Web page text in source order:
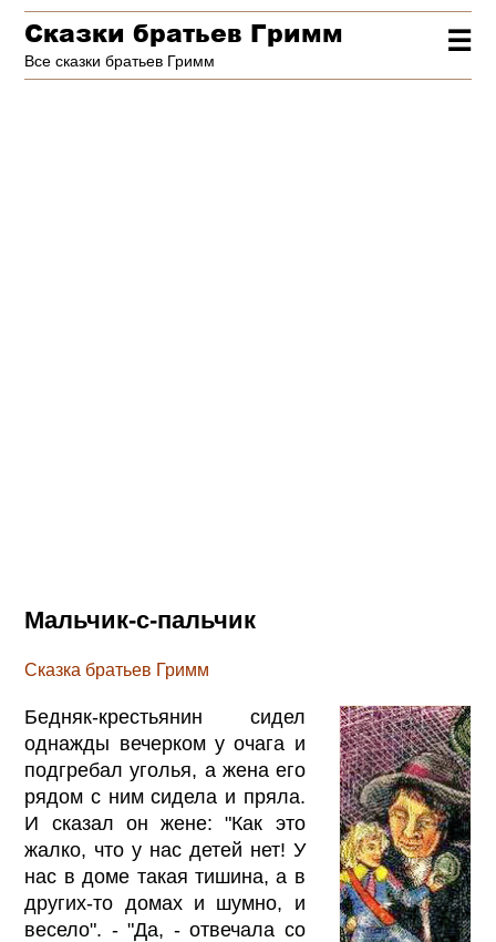
☰
Сказки братьев Гримм
Все сказки братьев Гримм
Мальчик-с-пальчик
Сказка братьев Гримм
Бедняк-крестьянин сидел
однажды вечерком у очага и
подгребал уголья, а жена его
рядом с ним сидела и пряла.
И сказал он жене: "Как это
жалко, что у нас детей нет! У
нас в доме такая тишина, а в
других-то домах и шумно, и
весело". - "Да, - отвечала со